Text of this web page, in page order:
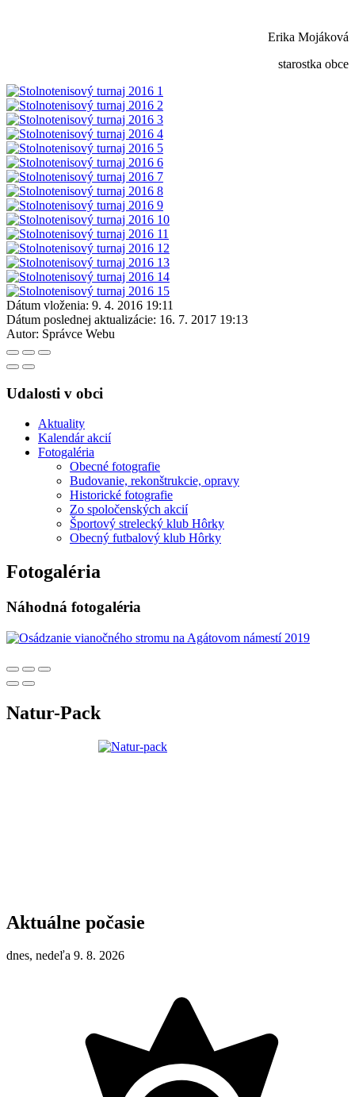
Erika Mojáková
starostka obce
Dátum vloženia: 9. 4. 2016 19:11
Dátum poslednej aktualizácie: 16. 7. 2017 19:13
Autor: Správce Webu
Udalosti v obci
Aktuality
Kalendár akcií
Fotogaléria
Obecné fotografie
Budovanie, rekonštrukcie, opravy
Historické fotografie
Zo spoločenských akcií
Športový strelecký klub Hôrky
Obecný futbalový klub Hôrky
Fotogaléria
Náhodná fotogaléria
Natur-Pack
Aktuálne počasie
dnes, nedeľa 9. 8. 2026